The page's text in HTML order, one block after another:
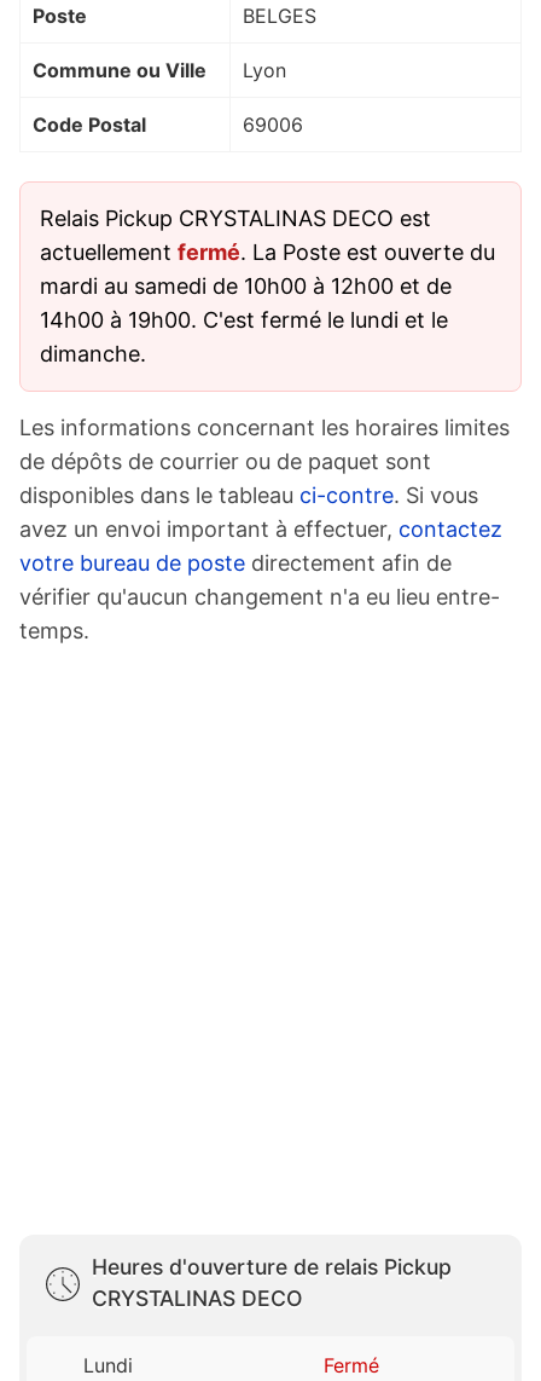
Poste
BELGES
Commune ou Ville Lyon
Code Postal 69006
Relais Pickup CRYSTALINAS DECO est
actuellement fermé. La Poste est ouverte du
mardi au samedi de 10h00 à 12h00 et de
14h00 à 19h00. C'est fermé le lundi et le
dimanche.
Les informations concernant les horaires limites
de dépôts de courrier ou de paquet sont
disponibles dans le tableau ci-contre. Si vous
avez un envoi important à effectuer, contactez
votre bureau de poste directement afin de
vérifier qu'aucun changement n'a eu lieu entre-
temps.
Heures d'ouverture de relais Pickup
CRYSTALINAS DECO
Lundi
Fermé